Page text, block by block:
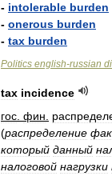
- intolerable burden
- onerous burden
- tax burden
Politics english-russian
tax incidence
гос фин
(распределение
который данный
налоговой нагрузки